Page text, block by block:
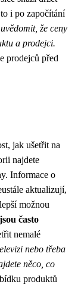
i po započítání
že ceny
a prodejci.
prodejců před
jak ušetřit na
najdete
Informace o
aktualizují,
možnou
často
nemalé
nebo třeba
něco, co
produktů